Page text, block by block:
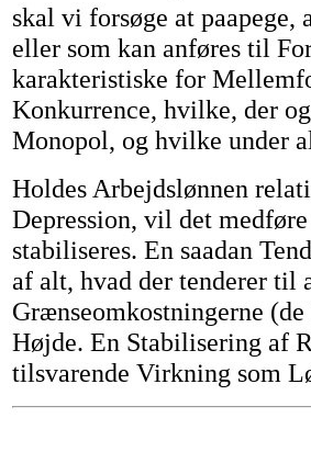
skal vi forsøge at paapege,
eller som kan anføres til
karakteristiske for
Konkurrence, hvilke, der
Monopol, og hvilke under
Holdes Arbejdslønnen
Depression, vil det
stabiliseres. En saadan
af alt, hvad der tenderer til
Grænseomkostningerne
Højde. En Stabilisering af
tilsvarende Virkning som